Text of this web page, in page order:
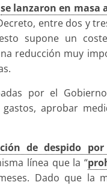
se lanzaron en masa
entre dos y
supone un
reducción muy
por el
aprobar
de despido por
línea que la “
Dado que la